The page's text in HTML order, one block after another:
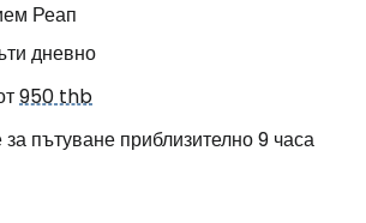
Реап
дневно
950 thb
пътуване приблизително 9 часа